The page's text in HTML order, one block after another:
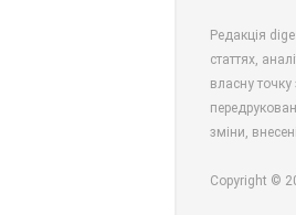
Редакція
статтях,
власну точку
зміни,
Copyright ©